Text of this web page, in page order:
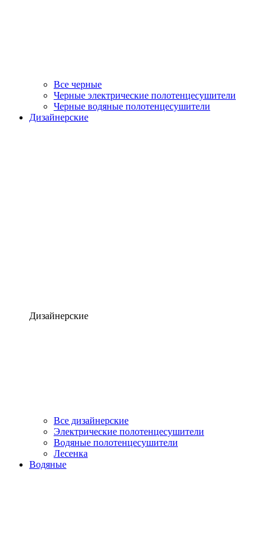
Все черные
Черные электрические полотенцесушители
Черные водяные полотенцесушители
Дизайнерские
Дизайнерские
Все дизайнерские
Электрические полотенцесушители
Водяные полотенцесушители
Лесенка
Водяные